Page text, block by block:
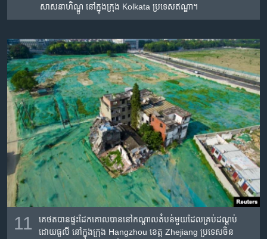
សាសនា​ហិណ្ឌូ នៅ​ក្នុង​ក្រុង Kolkata ប្រទេស​ឥណ្ឌា។
11
គេ​ថត​បាន​ផ្ទះ​ដែក​គោល​បាន​នៅ​កណ្តាល​តំបន់​មួយ​ដែល​គ្រប់​ដណ្តប់​
ដោយ​ធូលី​ នៅ​ក្នុង​ក្រុង Hangzhou ខេត្ត Zhejiang ប្រទេស​ចិន